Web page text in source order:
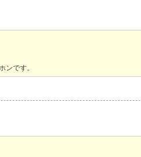
ンです。